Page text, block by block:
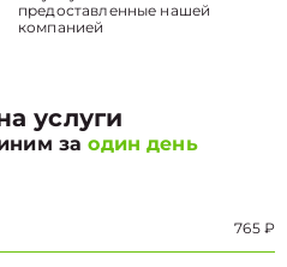
предоставленные нашей
компанией
услуги
заодин день
765 ₽